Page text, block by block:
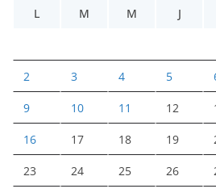
L
M M J
2 3 4 5
9 10 11 12
16 17 18 19
23 24 25 26